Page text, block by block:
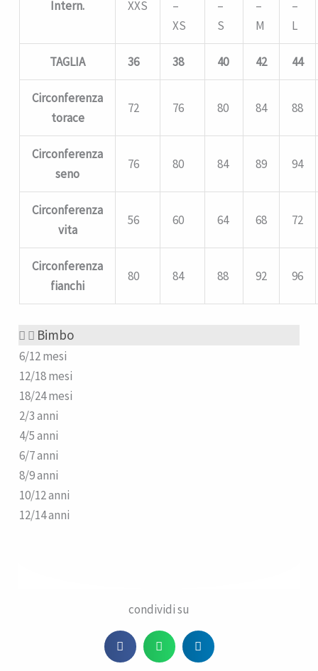
Intern. XXS
–
XS
–
S
–
M
–
L
TAGLIA 36 38 40 42 44
Circonferenza
torace
72 76 80 84 88
Circonferenza
seno
76 80 84 89 94
Circonferenza
vita
56 60 64 68 72
Circonferenza
fianchi
80 84 88 92 96
Bimbo
6/12 mesi
12/18 mesi
18/24 mesi
2/3 anni
4/5 anni
6/7 anni
8/9 anni
10/12 anni
12/14 anni
condividi su